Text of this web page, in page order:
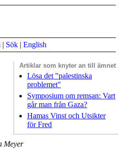
| Sök | English
Artiklar som knyter an till ämnet
Lösa det "palestinska
problemet"
Symposium om remsan: Vart
går man från Gaza?
Hamas Vinst och Utsikter
för Fred
Meyer